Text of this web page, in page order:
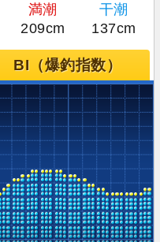
満潮
干潮
209cm 137cm
BI（爆釣指数）